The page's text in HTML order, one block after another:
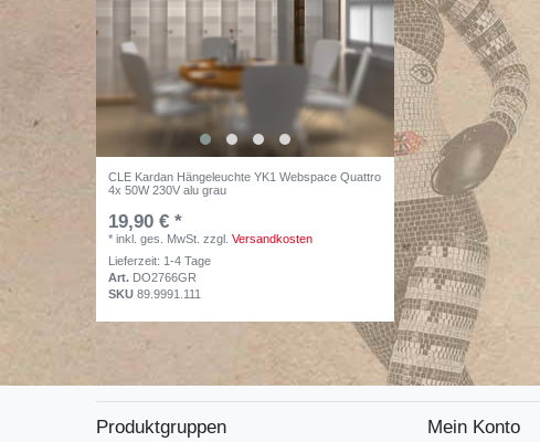
CLE Kardan Hängeleuchte YK1 Webspace Quattro
4x 50W 230V alu grau
19,90 € *
*inkl. ges. MwSt. zzgl.Versandkosten
Lieferzeit: 1-4 Tage
Art. DO2766GR
SKU89.9991.111
Produktgruppen Mein Konto